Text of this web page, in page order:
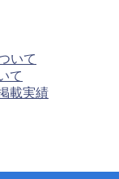
いて
て
載実績